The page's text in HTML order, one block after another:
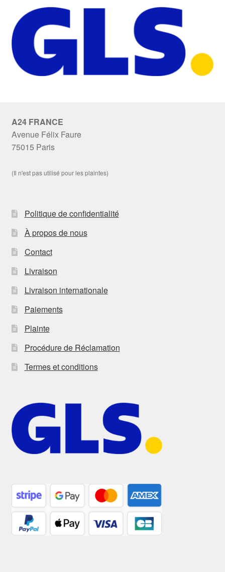
A24 FRANCE
Avenue Félix Faure
75015 Paris
(Il n'est pas utilisé pour les plaintes)
Politique de confidentialité
À propos de nous
Contact
Livraison
Livraison internationale
Paiements
Plainte
Procédure de Réclamation
Termes et conditions